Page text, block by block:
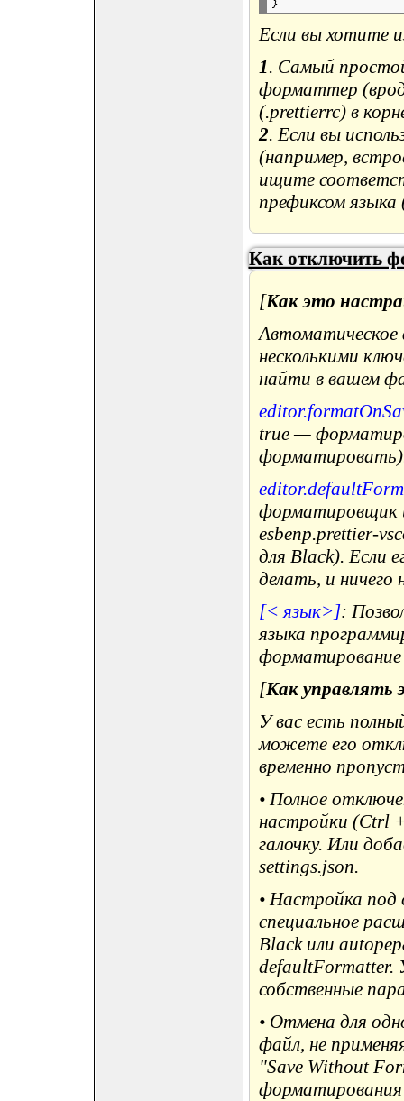
Если вы хотите
1. Самый
форматтер
(.prettierrc) в
2. Если вы
(например,
ищите
префиксом
Как отключить
[Как это
Автоматическое
несколькими
найти в вашем
true —
форматировщик
esbenp.prettier-
для Black). Если
делать, и ничего
[< язык>]:
языка
форматирование
[Как управлять
У вас есть
можете его
временно
• Полное
настройки (Ctrl
галочку. Или
settings.json.
• Настройка под
специальное
Black или
defaultFormatter.
собственные
• Отмена для
файл, не
"Save Without